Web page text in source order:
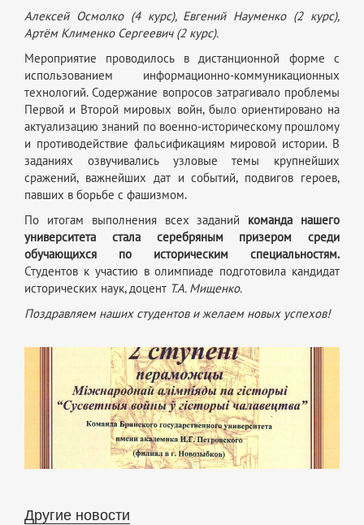
Алексей Осмолко (4 курс), Евгений Науменко (2 курс),
Артём Клименко Сергеевич (2 курс).
Мероприятие проводилось в дистанционной форме с
использованием информационно-коммуникационных
технологий. Содержание вопросов затрагивало проблемы
Первой и Второй мировых войн, было ориентировано на
актуализацию знаний по военно-историческому прошлому
и противодействие фальсификациям мировой истории. В
заданиях озвучивались узловые темы крупнейших
сражений, важнейших дат и событий, подвигов героев,
павших в борьбе с фашизмом.
По итогам выполнения всех заданий команда нашего
университета стала серебряным призером среди
обучающихся по историческим специальностям.
Студентов к участию в олимпиаде подготовила кандидат
исторических наук, доцент Т.А. Мищенко.
Поздравляем наших студентов и желаем новых успехов!
Другие новости